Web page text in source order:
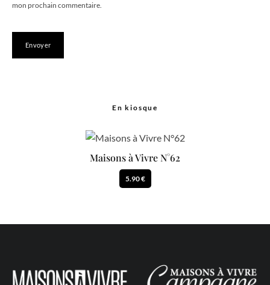
mon prochain commentaire.
En kiosque
Maisons à Vivre N°62
5.90 €